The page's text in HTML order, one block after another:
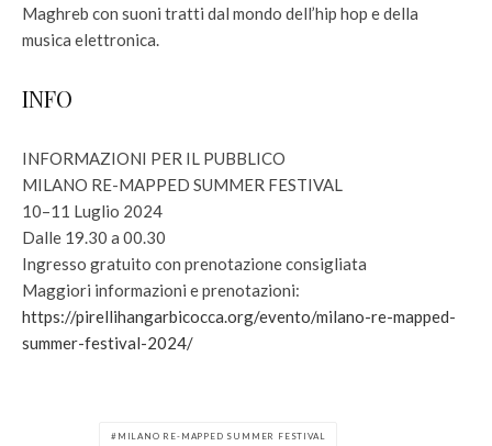
Maghreb con suoni tratti dal mondo dell’hip hop e della
musica elettronica.
INFO
INFORMAZIONI PER IL PUBBLICO
MILANO RE-MAPPED SUMMER FESTIVAL
10–11 Luglio 2024
Dalle 19.30 a 00.30
Ingresso gratuito con prenotazione consigliata
Maggiori informazioni e prenotazioni:
https://pirellihangarbicocca.org/evento/milano-re-mapped-
summer-festival-2024/
MILANO RE-MAPPED SUMMER FESTIVAL